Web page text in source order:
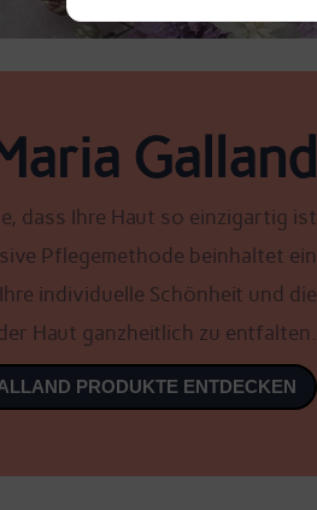
Galland
dass Ihre Haut so einzigartig ist
Pflegemethode beinhaltet ein
individuelle Schönheit und die
Haut ganzheitlich zu entfalten.
PRODUKTE ENTDECKEN